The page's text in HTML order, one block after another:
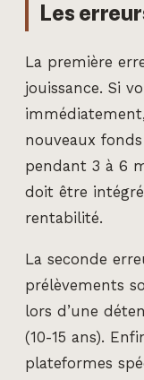
Les
La première
jouissance. Si
nouveaux
pendant 3 à 6
doit être
rentabilité.
La seconde
prélèvements
lors d’une
(10-15 ans).
plateformes